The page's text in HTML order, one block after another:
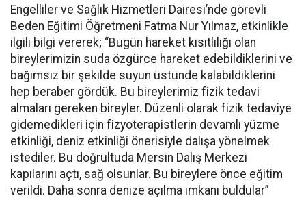
Engelliler ve Sağlık Hizmetleri Dairesi’nde görevli
Beden Eğitimi Öğretmeni Fatma Nur Yılmaz, etkinlikle
ilgili bilgi vererek; “Bugün hareket kısıtlılığı olan
bireylerimizin suda özgürce hareket edebildiklerini ve
bağımsız bir şekilde suyun üstünde kalabildiklerini
hep beraber gördük. Bu bireylerimiz fizik tedavi
almaları gereken bireyler. Düzenli olarak fizik tedaviye
gidemedikleri için fizyoterapistlerin devamlı yüzme
etkinliği, deniz etkinliği önerisiyle dalışa yönelmek
istediler. Bu doğrultuda Mersin Dalış Merkezi
kapılarını açtı, sağ olsunlar. Bu bireylere önce eğitim
verildi. Daha sonra denize açılma imkanı buldular”